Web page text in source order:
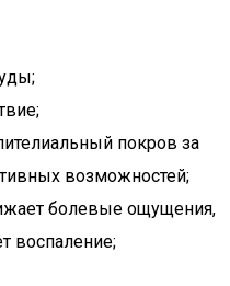
покров за
возможностей;
болевые ощущения,
воспаление;